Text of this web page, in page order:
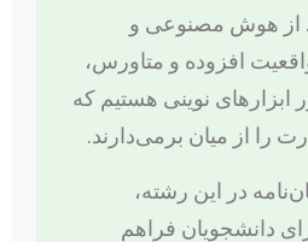
از هوش مصنوعی و
افزوده و متاورس،
نوینی هستیم که
را از میان برمی‌دارند.
در این رشته،
دانشجویان فراهم